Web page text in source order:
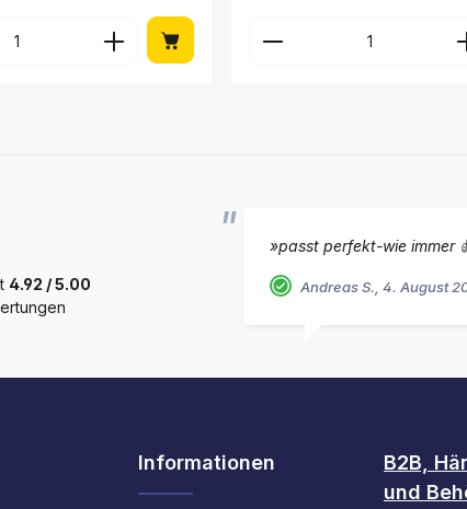
Wert ein oder benutze die
Anzahl: Gib den gewünschten
Produkt
4.92 / 5.00
»passt perfekt-wie immer
Andreas S., 4. August
Informationen
B2B,
und